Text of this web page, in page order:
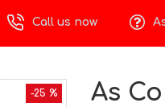
Call us now
-25 %
As